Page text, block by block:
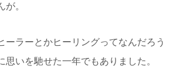
が。
ーラーとかヒーリングってなんだろう
思いを馳せた一年でもありました。